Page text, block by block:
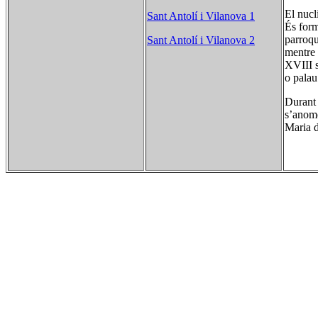
Sant Antolí i Vilanova 1
Sant Antolí i Vilanova 2
El
És
mentre
XVIII
o
Durant
Maria